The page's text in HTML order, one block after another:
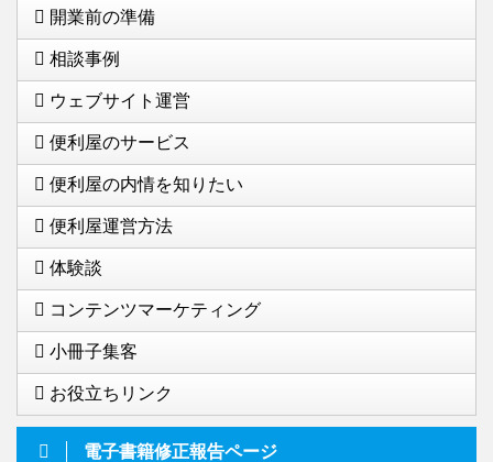
開業前の準備
相談事例
ウェブサイト運営
便利屋のサービス
便利屋の内情を知りたい
便利屋運営方法
体験談
コンテンツマーケティング
小冊子集客
お役立ちリンク
電子書籍修正報告ページ